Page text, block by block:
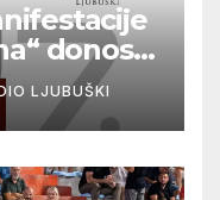
donosi
i
LJUBUŠKI